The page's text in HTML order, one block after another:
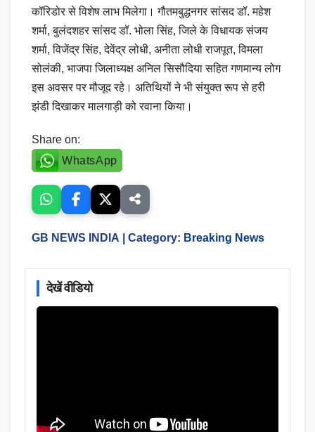
कॉरिडोर से विशेष लाभ मिलेगा। गौतमबुद्धनगर सांसद डॉ. महेश
शर्मा, बुलंदशहर सांसद डॉ. भोला सिंह, जिले के विधायक संजय
शर्मा, विजेंद्र सिंह, देवेंद्र लोधी, अनीता लोधी राजपूत, विमला
सोलंकी, भाजपा जिलाध्यक्ष अनिल सिसौदिया सहित गणमान्य लोग
इस अवसर पर मौजूद रहे। अतिथियों ने भी संयुक्त रूप से हरी
झंडी दिखाकर मालगाड़ी को रवाना किया।
Share on:
WhatsApp
GB NEWS INDIA | Category: Breaking News
देखें वीडियो